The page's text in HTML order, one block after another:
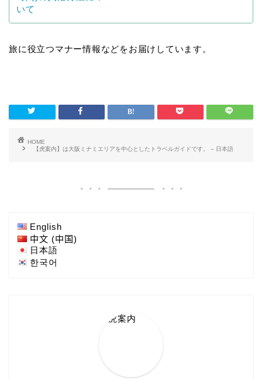
旅に役立つマナー情報などをお届けしています。
HOME
【虎案内】は大阪ミナミエリアを中心としたトラベルガイドです。 – 日本語
English
中文 (中国)
日本語
한국어